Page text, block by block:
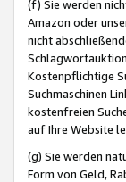
(f) Sie werden
Amazon oder
nicht
Kostenpflichtige
Suchmaschinen
kostenfreien
auf Ihre Website
(g) Sie werden
Form von Geld,